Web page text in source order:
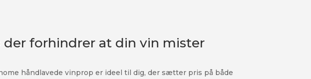
forhindrer at din vin mister
håndlavede vinprop er ideel til dig, der sætter pris på både